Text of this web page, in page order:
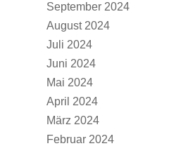
September 2024
August 2024
Juli 2024
Juni 2024
Mai 2024
April 2024
März 2024
Februar 2024